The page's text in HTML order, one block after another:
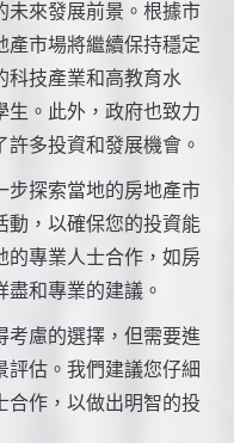
未來發展前景。根據市
產市場將繼續保持穩定
科技產業和高教育水
生。此外，政府也致力
多投資和發展機會。
步探索當地的房地產市
動，以確保您的投資能
的專業人士合作，如房
和專業的建議。
考慮的選擇，但需要進
評估。我們建議您仔細
合作，以做出明智的投